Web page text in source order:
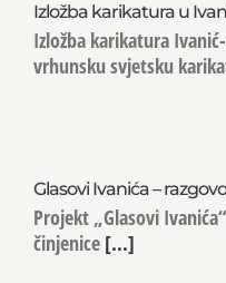
Izložba karikatura u
Izložba karikatura
vrhunsku svjetsku
Glasovi Ivanića –
Projekt „Glasovi
činjenice [...]